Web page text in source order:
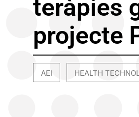
teràpies
projecte
AEI HEALTH